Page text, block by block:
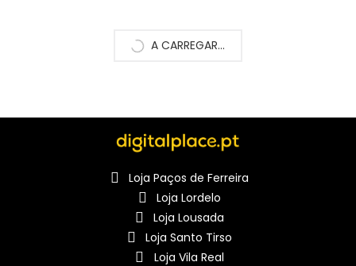
A CARREGAR...
Loja Paços de Ferreira
Loja Lordelo
Loja Lousada
Loja Santo Tirso
Loja Vila Real